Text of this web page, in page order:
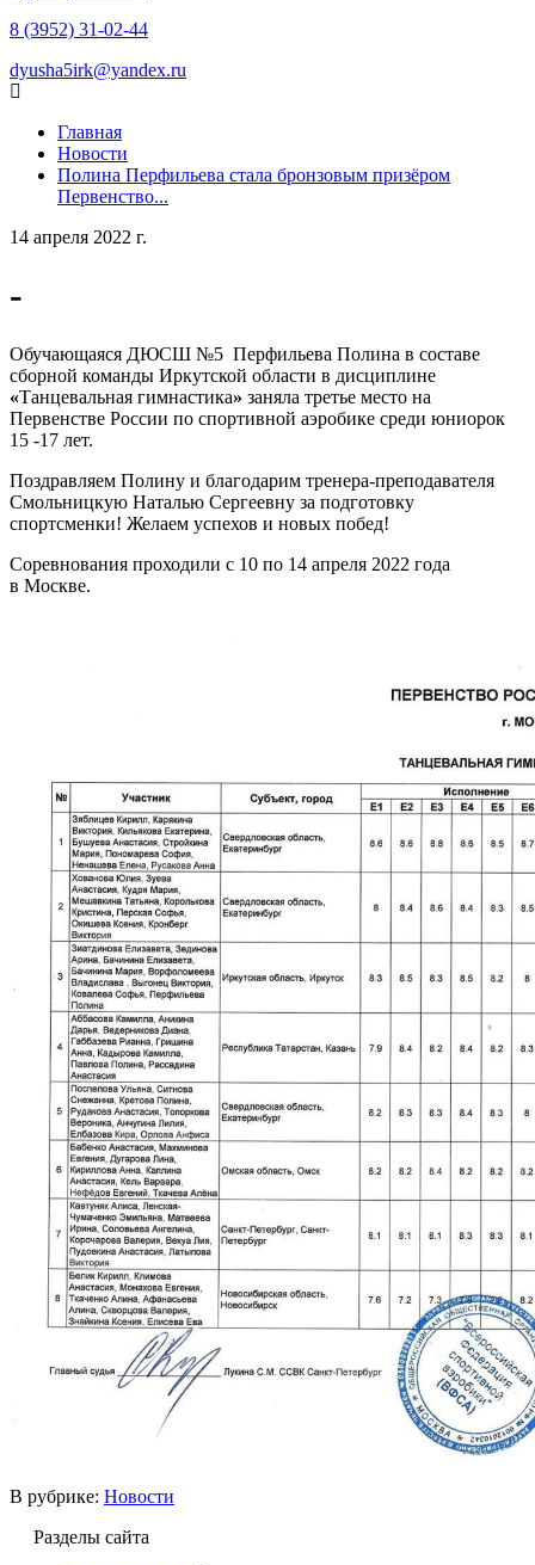
8 (3952) 31-02-44
dyusha5irk@yandex.ru
Главная
Новости
Полина Перфильева стала бронзовым призёром
Первенство...
14 апреля 2022 г.
-
Обучающаяся ДЮСШ №5 Перфильева Полина в составе
сборной команды Иркутской области в дисциплине
«Танцевальная гимнастика» заняла третье место на
Первенстве России по спортивной аэробике среди юниорок
15 -17 лет.
Поздравляем Полину и благодарим тренера-преподавателя
Смольницкую Наталью Сергеевну за подготовку
спортсменки! Желаем успехов и новых побед!
Соревнования проходили с 10 по 14 апреля 2022 года
в Москве.
В рубрике: Новости
Разделы сайта